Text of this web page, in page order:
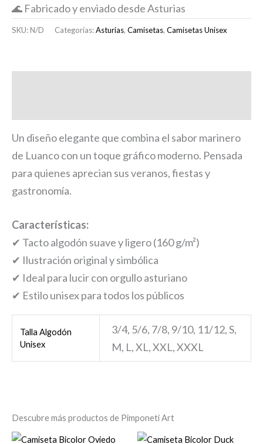
🌊 Fabricado y enviado desde Asturias
SKU:N/D Categorías:Asturias, Camisetas, Camisetas Unisex
Un diseño elegante que combina el sabor marinero
de Luanco con un toque gráfico moderno. Pensada
para quienes aprecian sus veranos, fiestas y
gastronomía.
Características:
✔ Tacto algodón suave y ligero (160 g/m²)
✔ Ilustración original y simbólica
✔ Ideal para lucir con orgullo asturiano
✔ Estilo unisex para todos los públicos
Talla Algodón
Unisex
3/4, 5/6, 7/8, 9/10, 11/12, S,
M, L, XL, XXL, XXXL
Descubre más productos de Pimponeti Art